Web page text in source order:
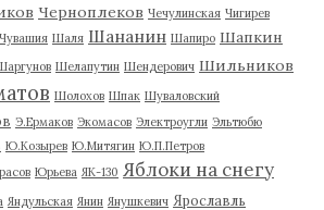
Черноплеков Чечулинская Чигирев
Чувашия Шаля Шананин Шапиро Шапкин
Шелапутин Шендерович Шильников
Шолохов Шпак Шуваловский
Э.Ермаков Экомасов Электроугли Эльтюбю
Ю.Козырев Ю.Митягин Ю.П.Петров
Юрьева ЯК-130 Яблоки на снегу
Яндульская Янин Янушкевич Ярославль